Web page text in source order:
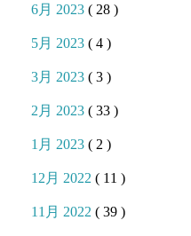
6月 2023( 28 )
5月 2023( 4 )
3月 2023( 3 )
2月 2023( 33 )
1月 2023( 2 )
12月 2022( 11 )
11月 2022( 39 )